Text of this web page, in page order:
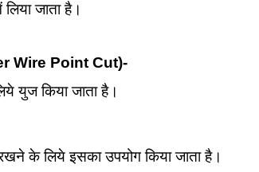
जाता है।
Wire Point Cut)-
युज किया जाता है।
के लिये इसका उपयोग किया जाता है।